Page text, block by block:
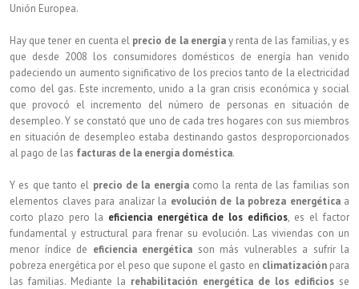
Unión Europea.
Hay que tener en cuenta el precio de la energíay renta de las familias, y es
que desde 2008 los consumidores domésticos de energía han venido
padeciendo un aumento significativo de los precios tanto de la electricidad
como del gas. Este incremento, unido a la gran crisis económica y social
que provocó el incremento del número de personas en situación de
desempleo. Y se constató que uno de cada tres hogares con sus miembros
en situación de desempleo estaba destinando gastos desproporcionados
al pago de las facturas de la energía doméstica.
Y es que tanto el precio de la energíacomo la renta de las familias son
elementos claves para analizar la evolución de la pobreza energéticaa
corto plazo pero la eficiencia energética de los edificios, es el factor
fundamental y estructural para frenar su evolución. Las viviendas con un
menor índice de eficiencia energética son más vulnerables a sufrir la
pobreza energética por el peso que supone el gasto en climatizaciónpara
las familias. Mediante la rehabilitación energética de los edificiosse